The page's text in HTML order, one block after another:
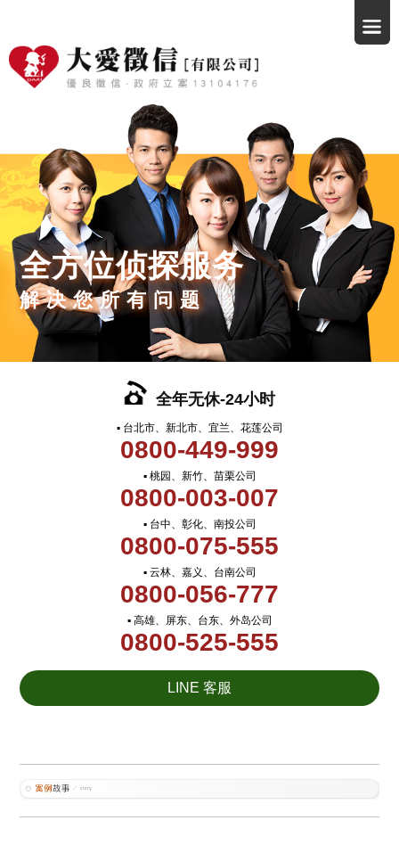
全方位侦探服务
解决您所有问题
全年无休-24小时
▪ 台北市、新北市、宜兰、花莲公司
0800-449-999
▪ 桃园、新竹、苗栗公司
0800-003-007
▪ 台中、彰化、南投公司
0800-075-555
▪ 云林、嘉义、台南公司
0800-056-777
▪ 高雄、屏东、台东、外岛公司
0800-525-555
LINE 客服